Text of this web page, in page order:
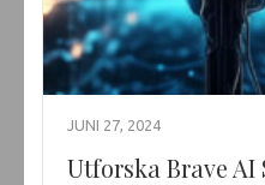
JUNI 27, 2024
Utforska Brave AI